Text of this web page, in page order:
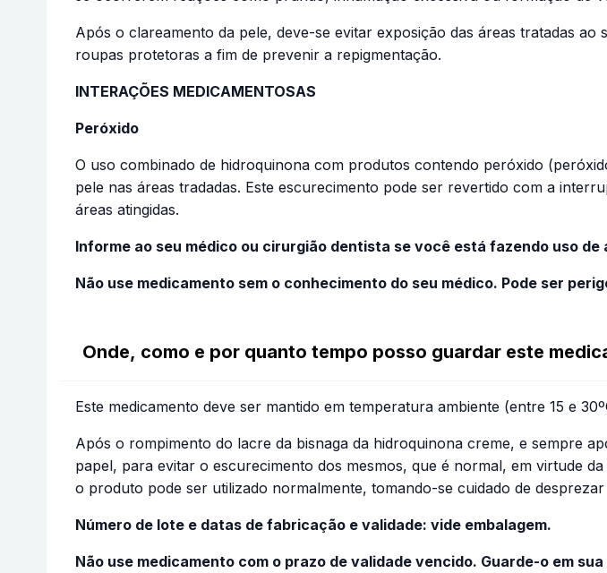
Após o clareamento da pele, deve-se evitar exposição das áreas tratadas
roupas protetoras a fim de prevenir a repigmentação.
INTERAÇÕES MEDICAMENTOSAS
Peróxido
O uso combinado de hidroquinona com produtos contendo peróxido
pele nas áreas tradadas. Este escurecimento pode ser revertido com a
áreas atingidas.
Informe ao seu médico ou cirurgião dentista se você está fazendo uso de
Não use medicamento sem o conhecimento do seu médico. Pode ser
Onde, como e por quanto tempo posso guardar este
Este medicamento deve ser mantido em temperatura ambiente (entre 15 e
Após o rompimento do lacre da bisnaga da hidroquinona creme, e sempre
papel, para evitar o escurecimento dos mesmos, que é normal, em virtude
o produto pode ser utilizado normalmente, tomando-se cuidado de
Número de lote e datas de fabricação e validade: vide embalagem.
Não use medicamento com o prazo de validade vencido. Guarde-o em